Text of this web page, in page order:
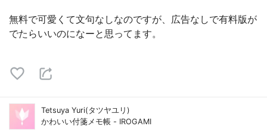
無料で可愛くて文句なしなのですが、広告なしで有料版が
でたらいいのになーと思ってます。
Tetsuya Yuri(タツヤユリ)
かわいい付箋メモ帳 - IROGAMI